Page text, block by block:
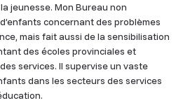
jeunesse. Mon Bureau non
concernant des problèmes
mais fait aussi de la sensibilisation
des écoles provinciales et
services. Il supervise un vaste
dans les secteurs des services